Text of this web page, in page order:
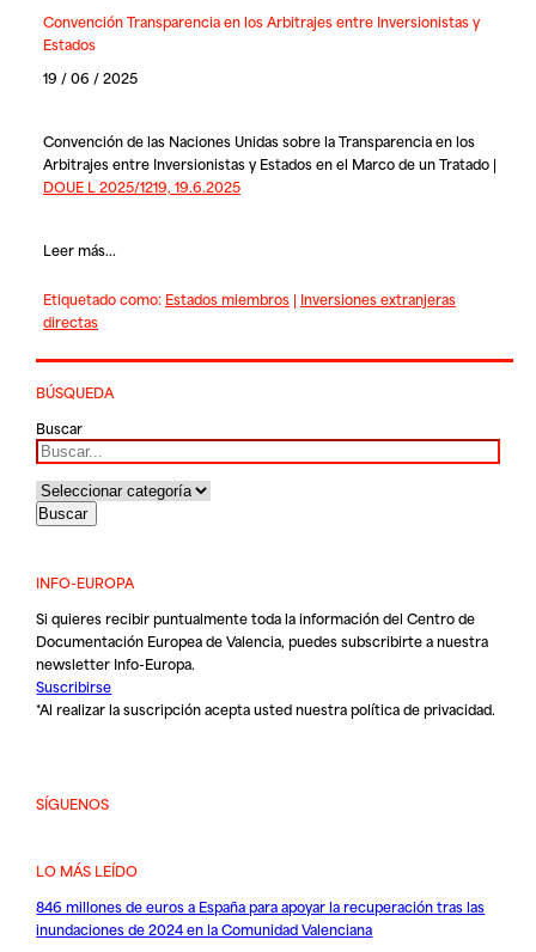
Convención Transparencia en los Arbitrajes entre Inversionistas y
Estados
19 / 06 / 2025
Convención de las Naciones Unidas sobre la Transparencia en los
Arbitrajes entre Inversionistas y Estados en el Marco de un Tratado |
DOUE L 2025/1219, 19.6.2025
Leer más...
Etiquetado como: Estados miembros| Inversiones extranjeras
directas
BÚSQUEDA
Buscar
INFO-EUROPA
Si quieres recibir puntualmente toda la información del Centro de
Documentación Europea de Valencia, puedes subscribirte a nuestra
newsletter Info-Europa.
Suscribirse
*Al realizar la suscripción acepta usted nuestrapolítica de privacidad.
SÍGUENOS
LO MÁS LEÍDO
846 millones de euros a España para apoyar la recuperación tras las
inundaciones de 2024 en la Comunidad Valenciana